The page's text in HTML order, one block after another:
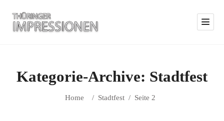
Kategorie-Archive: Stadtfest
Home / Stadtfest / Seite 2